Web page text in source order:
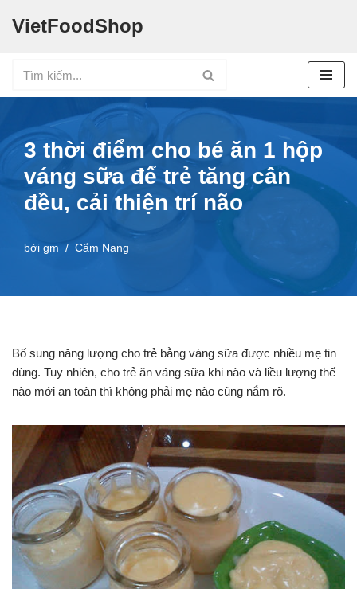
nội
dung
VietFoodShop
3 thời điểm cho bé ăn 1 hộp
váng sữa để trẻ tăng cân
đều, cải thiện trí não
bởi gm Cẩm Nang
Bố sung năng lượng cho trẻ bằng váng sữa được nhiều mẹ tin
dùng. Tuy nhiên, cho trẻ ăn váng sữa khi nào và liều lượng thế
nào mới an toàn thì không phải mẹ nào cũng nắm rõ.